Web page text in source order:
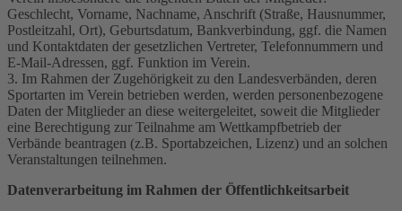
Geschlecht, Vorname, Nachname, Anschrift (Straße, Hausnummer,
Postleitzahl, Ort), Geburtsdatum, Bankverbindung, ggf. die Namen
und Kontaktdaten der gesetzlichen Vertreter, Telefonnummern und
E-Mail-Adressen, ggf. Funktion im Verein.
3. Im Rahmen der Zugehörigkeit zu den Landesverbänden, deren
Sportarten im Verein betrieben werden, werden personenbezogene
Daten der Mitglieder an diese weitergeleitet, soweit die Mitglieder
eine Berechtigung zur Teilnahme am Wettkampfbetrieb der
Verbände beantragen (z.B. Sportabzeichen, Lizenz) und an solchen
Veranstaltungen teilnehmen.
Datenverarbeitung im Rahmen der Öffentlichkeitsarbeit